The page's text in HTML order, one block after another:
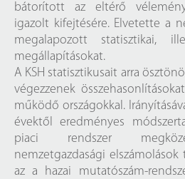
bátorított az eltérő
igazolt kifejtésére. Elvetette a
megalapozott statisztikai,
megállapításokat.
A KSH statisztikusait arra
végezzenek
működő országokkal.
évektől eredményes
piaci rendszer
nemzetgazdasági
az a hazai mutatószám-